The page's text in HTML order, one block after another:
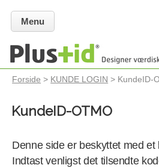
Menu
Forside > KUNDE LOGIN > KundeID-
KundeID-OTMO
Denne side er beskyttet med et
Indtast venligst det tilsendte